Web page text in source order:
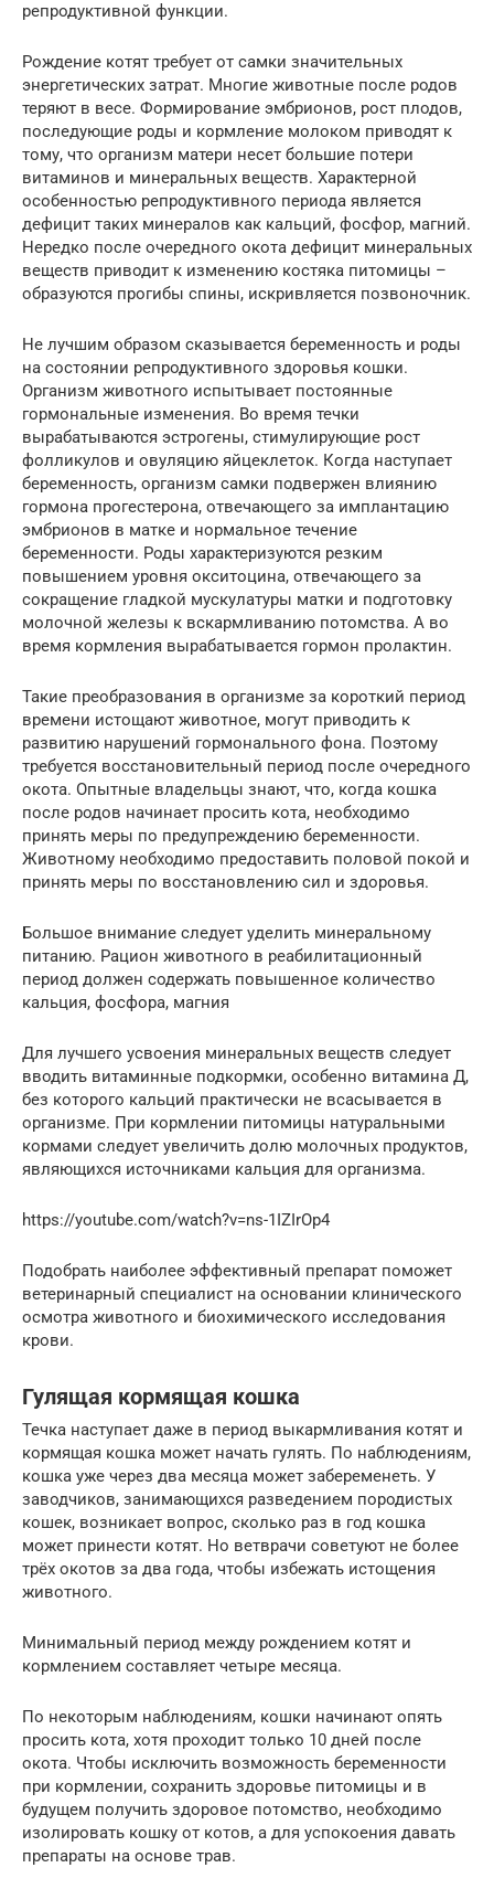
репродуктивной функции.
Рождение котят требует от самки значительных
энергетических затрат. Многие животные после родов
теряют в весе. Формирование эмбрионов, рост плодов,
последующие роды и кормление молоком приводят к
тому, что организм матери несет большие потери
витаминов и минеральных веществ. Характерной
особенностью репродуктивного периода является
дефицит таких минералов как кальций, фосфор, магний.
Нередко после очередного окота дефицит минеральных
веществ приводит к изменению костяка питомицы –
образуются прогибы спины, искривляется позвоночник.
Не лучшим образом сказывается беременность и роды
на состоянии репродуктивного здоровья кошки.
Организм животного испытывает постоянные
гормональные изменения. Во время течки
вырабатываются эстрогены, стимулирующие рост
фолликулов и овуляцию яйцеклеток. Когда наступает
беременность, организм самки подвержен влиянию
гормона прогестерона, отвечающего за имплантацию
эмбрионов в матке и нормальное течение
беременности. Роды характеризуются резким
повышением уровня окситоцина, отвечающего за
сокращение гладкой мускулатуры матки и подготовку
молочной железы к вскармливанию потомства. А во
время кормления вырабатывается гормон пролактин.
Такие преобразования в организме за короткий период
времени истощают животное, могут приводить к
развитию нарушений гормонального фона. Поэтому
требуется восстановительный период после очередного
окота. Опытные владельцы знают, что, когда кошка
после родов начинает просить кота, необходимо
принять меры по предупреждению беременности.
Животному необходимо предоставить половой покой и
принять меры по восстановлению сил и здоровья.
Большое внимание следует уделить минеральному
питанию. Рацион животного в реабилитационный
период должен содержать повышенное количество
кальция, фосфора, магния
Для лучшего усвоения минеральных веществ следует
вводить витаминные подкормки, особенно витамина Д,
без которого кальций практически не всасывается в
организме. При кормлении питомицы натуральными
кормами следует увеличить долю молочных продуктов,
являющихся источниками кальция для организма.
https://youtube.com/watch?v=ns-1IZIrOp4
Подобрать наиболее эффективный препарат поможет
ветеринарный специалист на основании клинического
осмотра животного и биохимического исследования
крови.
Гулящая кормящая кошка
Течка наступает даже в период выкармливания котят и
кормящая кошка может начать гулять. По наблюдениям,
кошка уже через два месяца может забеременеть. У
заводчиков, занимающихся разведением породистых
кошек, возникает вопрос, сколько раз в год кошка
может принести котят. Но ветврачи советуют не более
трёх окотов за два года, чтобы избежать истощения
животного.
Минимальный период между рождением котят и
кормлением составляет четыре месяца.
По некоторым наблюдениям, кошки начинают опять
просить кота, хотя проходит только 10 дней после
окота. Чтобы исключить возможность беременности
при кормлении, сохранить здоровье питомицы и в
будущем получить здоровое потомство, необходимо
изолировать кошку от котов, а для успокоения давать
препараты на основе трав.